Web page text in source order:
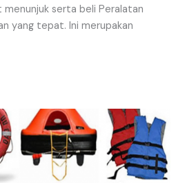
serta beli Peralatan
yang tepat. Ini merupakan